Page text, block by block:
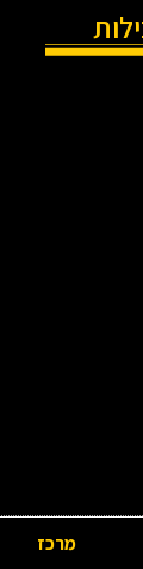
מרכז